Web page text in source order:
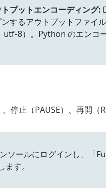
プットエンコーディング:
するアウトプットファイ
utf-8）。Python のエンコ
止（PAUSE）、再開（
ソールにログインし、「
ます。